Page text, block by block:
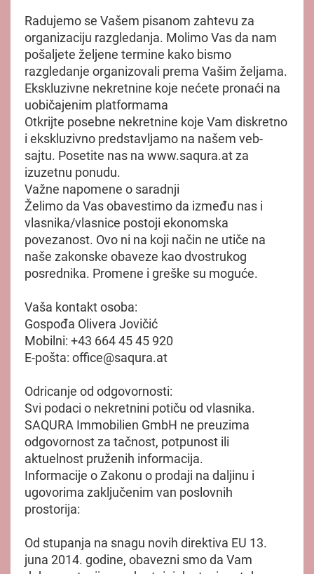
Radujemo se Vašem pisanom zahtevu za
organizaciju razgledanja. Molimo Vas da nam
pošaljete željene termine kako bismo
razgledanje organizovali prema Vašim željama.
Ekskluzivne nekretnine koje nećete pronaći na
uobičajenim platformama
Otkrijte posebne nekretnine koje Vam diskretno
i ekskluzivno predstavljamo na našem veb-
sajtu. Posetite nas na www.saqura.at za
izuzetnu ponudu.
Važne napomene o saradnji
Želimo da Vas obavestimo da između nas i
vlasnika/vlasnice postoji ekonomska
povezanost. Ovo ni na koji način ne utiče na
naše zakonske obaveze kao dvostrukog
posrednika. Promene i greške su moguće.
Vaša kontakt osoba:
Gospođa Olivera Jovičić
Mobilni: +43 664 45 45 920
E-pošta: office@saqura.at
Odricanje od odgovornosti:
Svi podaci o nekretnini potiču od vlasnika.
SAQURA Immobilien GmbH ne preuzima
odgovornost za tačnost, potpunost ili
aktuelnost pruženih informacija.
Informacije o Zakonu o prodaji na daljinu i
ugovorima zaključenim van poslovnih
prostorija:
Od stupanja na snagu novih direktiva EU 13.
juna 2014. godine, obavezni smo da Vam